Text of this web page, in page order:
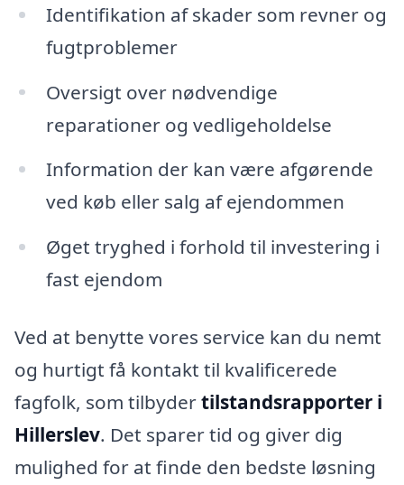
Identifikation af skader som revner og
fugtproblemer
Oversigt over nødvendige
reparationer og vedligeholdelse
Information der kan være afgørende
ved køb eller salg af ejendommen
Øget tryghed i forhold til investering i
fast ejendom
Ved at benytte vores service kan du nemt
og hurtigt få kontakt til kvalificerede
fagfolk, som tilbydertilstandsrapporter i
Hillerslev. Det sparer tid og giver dig
mulighed for at finde den bedste løsning